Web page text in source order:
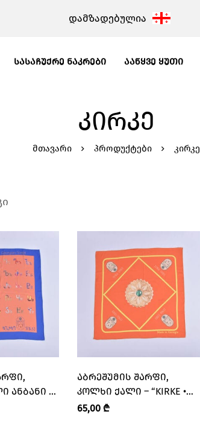
დამზადებულია
ᲡᲐᲡᲐᲩᲣᲥᲠᲔ ᲜᲐᲙᲠᲔᲑᲘ ᲐᲐᲬᲧᲕᲔ ᲧᲣᲗᲘ
ᲙᲘᲠᲙᲔ
მთავარი პროდუქტები კირკე
ᲐᲜᲑᲐᲜᲘ –
ᲐᲑᲠᲔᲨᲣᲛᲘᲡ ᲨᲐᲠᲤᲘ,
ᲙᲝᲚᲮᲘ ᲥᲐᲚᲘ – “KIRKE •
ᲙᲘᲠᲙᲔ”
65,00 ₾